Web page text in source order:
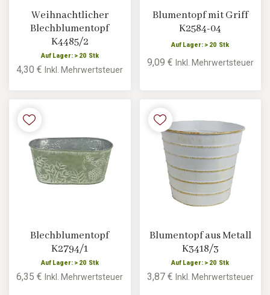
Weihnachtlicher
Blechblumentopf
K4485/2
Auf Lager: > 20 Stk
4,30 €Inkl. Mehrwertsteuer
Blumentopf mit Griff
K2584-04
Auf Lager: > 20 Stk
9,09 € Inkl. Mehrwertsteuer
Blechblumentopf
K2794/1
Auf Lager: > 20 Stk
6,35 €Inkl. Mehrwertsteuer
Blumentopf aus Metall
K3418/3
Auf Lager: > 20 Stk
3,87 € Inkl. Mehrwertsteuer